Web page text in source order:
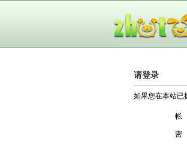
请登录
如果您在本站已
帐
密